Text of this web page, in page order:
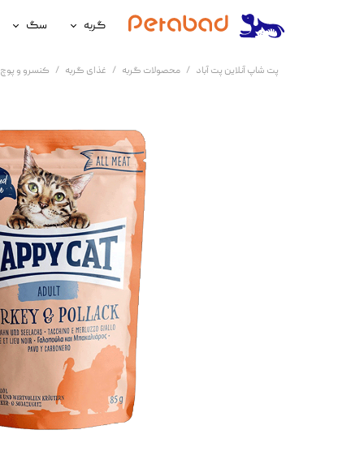
گربه
غذای گربه
سلامتی گربه
آرایشی و بهداشتی گربه
سگ
سلامتی
آرایشی و
پت شاپ آنلاین پت آباد محصولات گربه غذای گربه کنسرو و